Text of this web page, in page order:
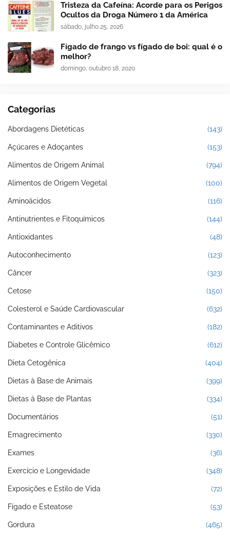
Tristeza da Cafeína: Acorde para os Perigos
Ocultos da Droga Número 1 da América
sábado, julho 25, 2026
Fígado de frango vs fígado de boi: qual é o
melhor?
domingo, outubro 18, 2020
Categorias
Abordagens Dietéticas (143)
Açúcares e Adoçantes (153)
Alimentos de Origem Animal (794)
Alimentos de Origem Vegetal (100)
Aminoácidos (116)
Antinutrientes e Fitoquímicos (144)
Antioxidantes (48)
Autoconhecimento (123)
Câncer (323)
Cetose (150)
Colesterol e Saúde Cardiovascular (632)
Contaminantes e Aditivos (182)
Diabetes e Controle Glicêmico (612)
Dieta Cetogênica (404)
Dietas à Base de Animais (399)
Dietas à Base de Plantas (334)
Documentários (51)
Emagrecimento (330)
Exames (36)
Exercício e Longevidade (348)
Exposições e Estilo de Vida (72)
Fígado e Esteatose (53)
Gordura (465)